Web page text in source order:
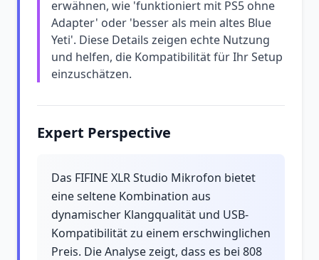
erwähnen, wie 'funktioniert mit PS5 ohne
Adapter' oder 'besser als mein altes Blue
Yeti'. Diese Details zeigen echte Nutzung
und helfen, die Kompatibilität für Ihr Setup
einzuschätzen.
Expert Perspective
Das FIFINE XLR Studio Mikrofon bietet
eine seltene Kombination aus
dynamischer Klangqualität und USB-
Kompatibilität zu einem erschwinglichen
Preis. Die Analyse zeigt, dass es bei 808